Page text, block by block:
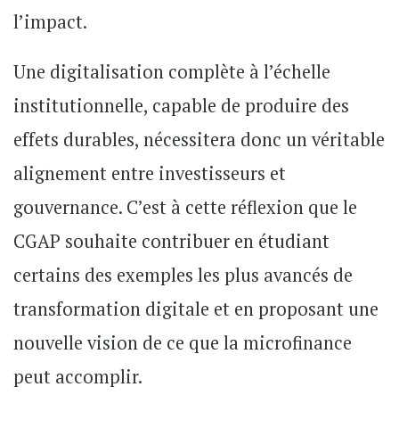
l’impact.
Une digitalisation complète à l’échelle
institutionnelle, capable de produire des
effets durables, nécessitera donc un véritable
alignement entre investisseurs et
gouvernance. C’est à cette réflexion que le
CGAP souhaite contribuer en étudiant
certains des exemples les plus avancés de
transformation digitale et en proposant une
nouvelle vision de ce que la microfinance
peut accomplir.